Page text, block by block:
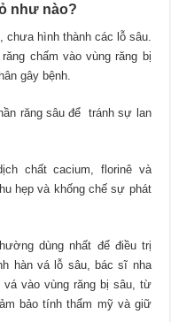
như nào?
hình thành các lỗ sâu.
chấm vào vùng răng bị
gây bệnh.
răng sâu để tránh sự lan
chất cacium, florinê và
hẹp và khống chế sự phát
dùng nhất để điều trị
hàn vá lỗ sâu, bác sĩ nha
vá vào vùng răng bị sâu, từ
bảo tính thẩm mỹ và giữ